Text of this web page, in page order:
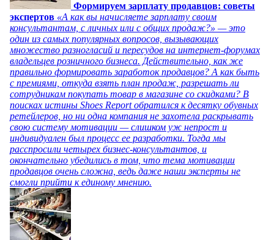
Формируем зарплату продавцов: советы
экспертов «А как вы начисляете зарплату своим
консультантам, с личных или с общих продаж?» — это
один из самых популярных вопросов, вызывающих
множество разногласий и пересудов на интернет-форумах
владельцев розничного бизнеса. Действительно, как же
правильно формировать заработок продавцов? А как быть
с премиями, откуда взять план продаж, разрешать ли
сотрудникам покупать товар в магазине со скидками? В
поисках истины Shoes Report обратился к десятку обувных
ретейлеров, но ни одна компания не захотела раскрывать
свою систему мотивации — слишком уж непрост и
индивидуален был процесс ее разработки. Тогда мы
расспросили четырех бизнес-консультантов, и
окончательно убедились в том, что тема мотивации
продавцов очень сложна, ведь даже наши эксперты не
смогли прийти к единому мнению.